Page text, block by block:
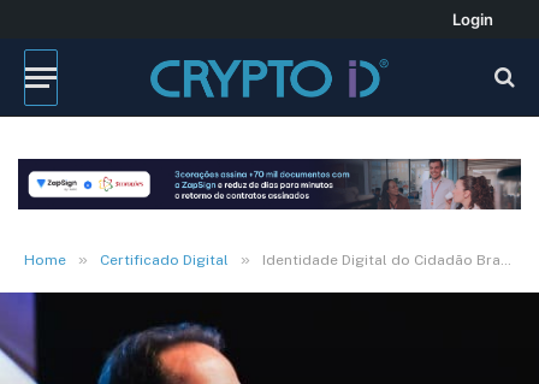
Login
Home » Certificado Digital » Identidade Digital do Cidadão Brasileiro – Perigos e Oportunidades!